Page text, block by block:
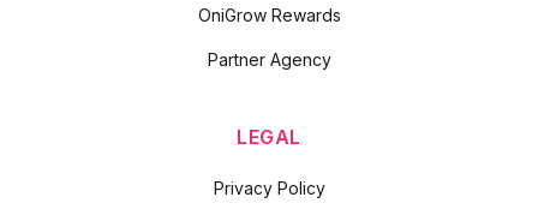
OniGrow Rewards
Partner Agency
LEGAL
Privacy Policy